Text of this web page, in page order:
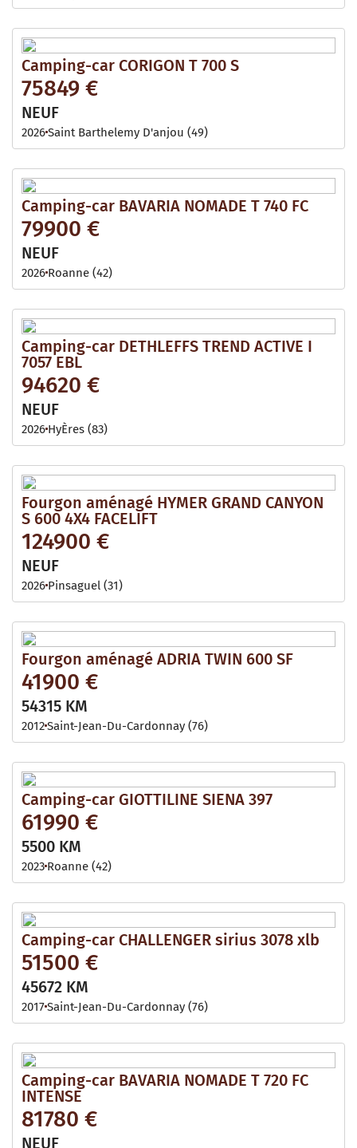
Camping-car CORIGON T 700 S
75849 €
NEUF
2026Saint Barthelemy D'anjou (49)
Camping-car BAVARIA NOMADE T 740 FC
79900 €
NEUF
2026 Roanne (42)
Camping-car DETHLEFFS TREND ACTIVE I
7057 EBL
94620 €
NEUF
2026 HyÈres (83)
Fourgon aménagé HYMER GRAND CANYON
S 600 4X4 FACELIFT
124900 €
NEUF
2026 Pinsaguel (31)
Fourgon aménagé ADRIA TWIN 600 SF
41900 €
54315 KM
2012Saint-Jean-Du-Cardonnay (76)
Camping-car GIOTTILINE SIENA 397
61990 €
5500 KM
2023 Roanne (42)
Camping-car CHALLENGER sirius 3078 xlb
51500 €
45672 KM
2017Saint-Jean-Du-Cardonnay (76)
Camping-car BAVARIA NOMADE T 720 FC
INTENSE
81780 €
NEUF